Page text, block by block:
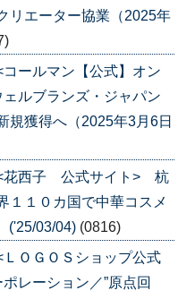
リエーター協業（2025年
ールマン【公式】オン
ルブランズ・ジャパン
規獲得へ（2025年3月6日
花西子 公式サイト> 杭
１１０カ国で中華コスメ
('25/03/04) (0816)
ＯＧＯＳショップ公式
レーション／”原点回